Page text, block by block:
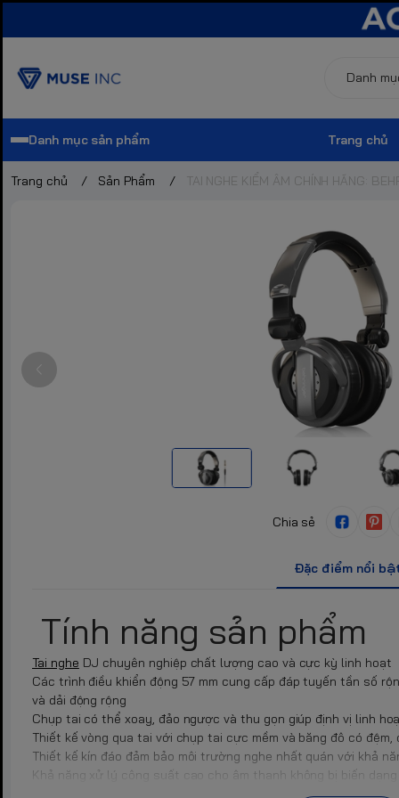
Danh mục sản phẩm Trang chủ
Trang chủ / Sản Phẩm / TAI NGHE KIỂM ÂM CHÍNH HÃNG:
Chia sẻ
Đặc điểm nổi
Tính năng sản phẩm
Tai nghe DJ chuyên nghiệp chất lượng cao và cực kỳ linh hoạt
Các trình điều khiển động 57 mm cung cấp đáp tuyến tần số
và dải động rộng
Chụp tai có thể xoay, đảo ngược và thu gọn giúp định vị linh
Thiết kế vòng qua tai với chụp tai cực mềm và băng đô có
Thiết kế kín đáo đảm bảo môi trường nghe nhất quán với khả
Khả năng xử lý công suất cao cho âm thanh không bị biến dạng
Hiệu suất được tối ưu hóa để sử dụng với nhiều loại thiết bị âm